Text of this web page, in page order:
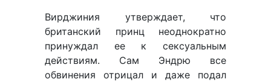
Вирджиния утверждает, что
британский принц неоднократно
принуждал ее к сексуальным
действиям. Сам Эндрю все
обвинения отрицал и даже подал